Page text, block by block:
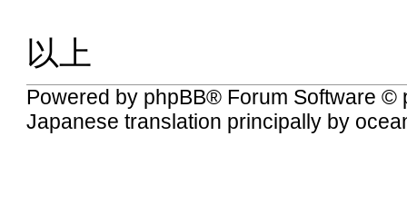
以上
Powered by phpBB® Forum Software ©
Japanese translation principally by